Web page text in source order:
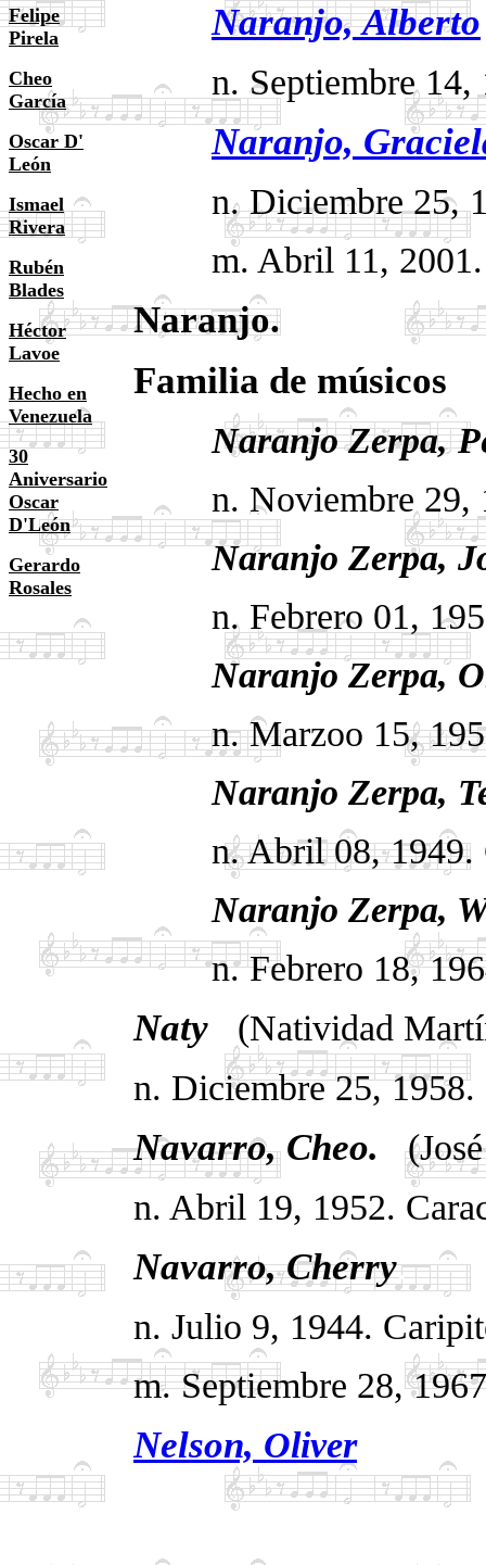
Felipe
Pirela
Cheo
García
Oscar D'
León
Ismael
Rivera
Rubén
Blades
Héctor
Lavoe
Hecho en
Venezuela
30
Aniversario
Oscar
D'León
Gerardo
Rosales
Naranjo, Alberto
n. Septiembre 14,
Naranjo,
n. Diciembre 25,
m. Abril 11, 2001.
Naranjo.
Familia de músicos
Naranjo Zerpa,
n. Noviembre 29,
Naranjo Zerpa,
n. Febrero 01,
Naranjo Zerpa,
n. Marzoo 15,
Naranjo Zerpa,
n. Abril 08, 1949.
Naranjo Zerpa,
n. Febrero 18,
Naty
(Natividad
n. Diciembre 25, 1958.
Navarro, Cheo.
n. Abril 19, 1952.
Navarro, Cherry.
n. Julio 9, 1944.
m. Septiembre 28,
Nelson, Oliver